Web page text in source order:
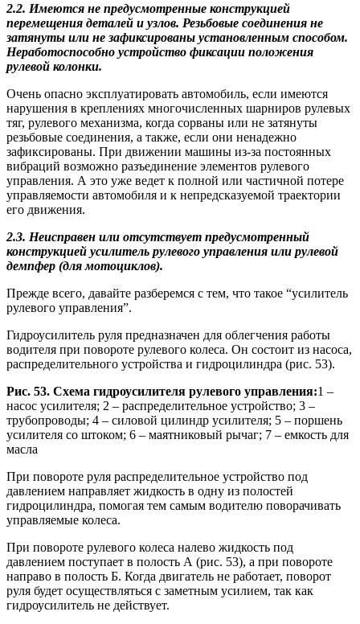
2.2. Имеются не предусмотренные конструкцией
перемещения деталей и узлов. Резьбовые соединения не
затянуты или не зафиксированы установленным способом.
Неработоспособно устройство фиксации положения
рулевой колонки.
Очень опасно эксплуатировать автомобиль, если имеются
нарушения в креплениях многочисленных шарниров рулевых
тяг, рулевого механизма, когда сорваны или не затянуты
резьбовые соединения, а также, если они ненадежно
зафиксированы. При движении машины из-за постоянных
вибраций возможно разъединение элементов рулевого
управления. А это уже ведет к полной или частичной потере
управляемости автомобиля и к непредсказуемой траектории
его движения.
2.3. Неисправен или отсутствует предусмотренный
конструкцией усилитель рулевого управления или рулевой
демпфер (для мотоциклов).
Прежде всего, давайте разберемся с тем, что такое “усилитель
рулевого управления”.
Гидроусилитель руля предназначен для облегчения работы
водителя при повороте рулевого колеса. Он состоит из насоса,
распределительного устройства и гидроцилиндра (рис. 53).
Рис. 53. Схема гидроусилителя рулевого управления:1 –
насос усилителя; 2 – распределительное устройство; 3 –
трубопроводы; 4 – силовой цилиндр усилителя; 5 – поршень
усилителя со штоком; 6 – маятниковый рычаг; 7 – емкость для
масла
При повороте руля распределительное устройство под
давлением направляет жидкость в одну из полостей
гидроцилиндра, помогая тем самым водителю поворачивать
управляемые колеса.
При повороте рулевого колеса налево жидкость под
давлением поступает в полость А (рис. 53), а при повороте
направо в полость Б. Когда двигатель не работает, поворот
руля будет осуществляться с заметным усилием, так как
гидроусилитель не действует.